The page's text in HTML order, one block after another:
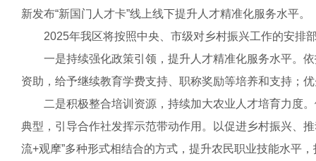
新发布“新国门人才卡”线上线下提升人才精准化服务水平。
2025年我区将按照中央、市级对乡村振兴工作的安排
一是持续强化政策引领，提升人才精准化服务水平。依
资助，给予继续教育学费支持、职称奖励等培养和支持；
二是积极整合培训资源，持续加大农业人才培育力度。
典型，引导合作社发挥示范带动作用。以促进乡村振兴、
流+观摩”多种形式相结合的方式，提升农民职业技能水平